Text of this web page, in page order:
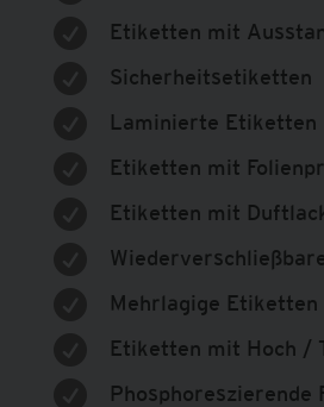
Etiketten mit
Sicherheitsetiketten
Laminierte Etiketten
Etiketten mit
Etiketten mit
Mehrlagige Etiketten
Etiketten mit Hoch /
Phosphoreszierende